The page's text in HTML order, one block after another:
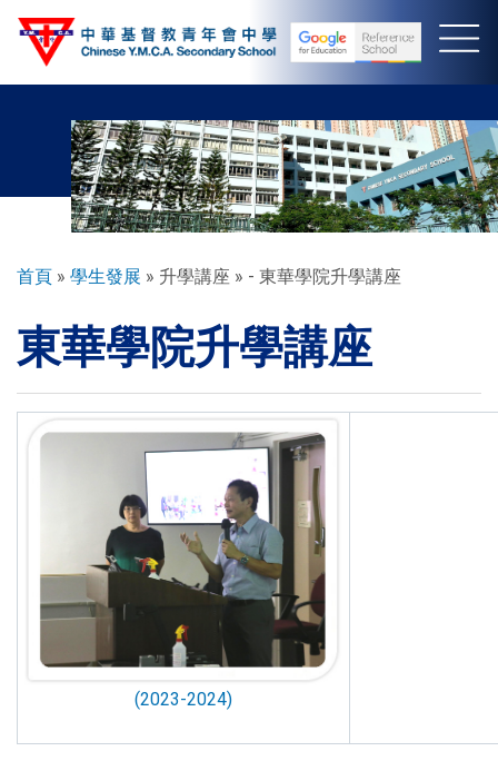
導
連
結
首頁 學生發展 升學講座 - 東華學院升學講座
東華學院升學講座
(2023-2024)